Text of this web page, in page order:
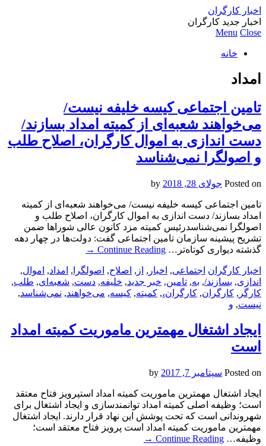
اخبار کارگران
اخبار جدید کارگران
Menu Close
خانه
امداد
تامین اجتماعی کیسه خلیفه نیست/
می‌خواهند شعبه‌ای از کمیته امداد بسازند/
دست اندازی به اموال کارگران، اصلاح طلب
و اصولگرا نمی‌شناسد
Posted on جولای 28, 2018
تامین اجتماعی کیسه خلیفه نیست/ می‌خواهند شعبه‌ای از کمیته
امداد بسازند/ دست اندازی به اموال کارگران، اصلاح طلب و
اصولگرا نمی‌شناسدرئیس کمیته مزد کانون عالی شوراها ضمن
تشریح پیشینه سازمان تامین اجتماعی گفت: دولت‌ها در چهار دهه
گذشته دیواری کوتاه‌تر… Continue Reading
→
اخبار کارگران اجتماعی, اخبار , از , اصلاح, اصولگرا , امداد, اموال,
اندازی, بسازند/, به, تامین, خبر جدید, خلیفه, دست, شعبه‌ای, طلب,
کارگر , کارگران, کارگران،, کمیته, کیسه, می‌‌خواهند, نمی‌شناسد,
نیست, و
ایجاد اشتغال مهمترین ماموریت کمیته امداد
است
Posted on سپتامبر 7, 2017
ایجاد اشتغال مهمترین ماموریت کمیته امداد استپرویز فتاح معتقد
است؛ وظیفه اصلی کمیته امداد توانمندسازی و ایجاد اشتغال برای
شهروندانی است که تحت پوشش این نهاد قرار دارند. ایجاد اشتغال
مهمترین ماموریت کمیته امداد است پرویز فتاح معتقد است؛
وظیفه… Continue Reading
→